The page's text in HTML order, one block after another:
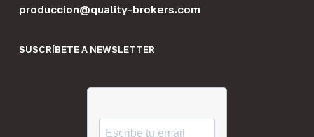
produccion@quality-brokers.com
SUSCRÍBETE A NEWSLETTER